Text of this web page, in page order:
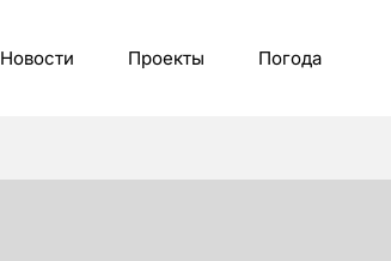
Новости Проекты Погода